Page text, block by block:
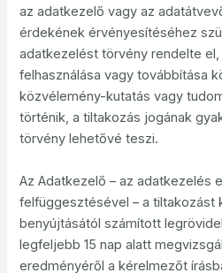
az adatkezelő vagy az
érdekének érvényesítéséhez
adatkezelést törvény rendelte
felhasználása vagy továbbítása
közvélemény-kutatás vagy
történik, a tiltakozás jogának
törvény lehetővé teszi.
Az Adatkezelő – az adatkezelés
felfüggesztésével – a tiltakozást
benyújtásától számított
legfeljebb 15 nap alatt
eredményéről a kérelmezőt